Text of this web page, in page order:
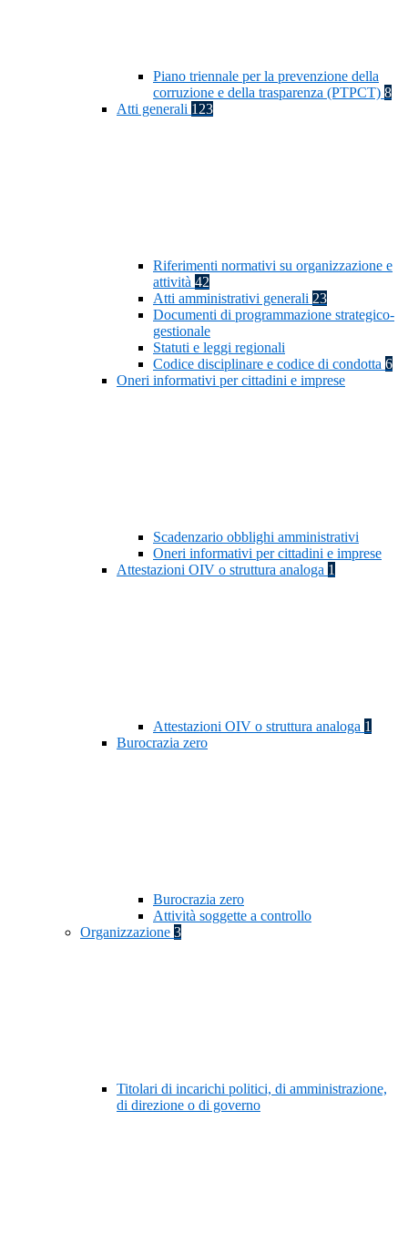
Piano triennale per la prevenzione della
corruzione e della trasparenza (PTPCT) 8
Atti generali 123
Riferimenti normativi su organizzazione e
attività 42
Atti amministrativi generali 23
Documenti di programmazione strategico-
gestionale
Statuti e leggi regionali
Codice disciplinare e codice di condotta 6
Oneri informativi per cittadini e imprese
Scadenzario obblighi amministrativi
Oneri informativi per cittadini e imprese
Attestazioni OIV o struttura analoga 1
Attestazioni OIV o struttura analoga 1
Burocrazia zero
Burocrazia zero
Attività soggette a controllo
Organizzazione 3
Titolari di incarichi politici, di amministrazione,
di direzione o di governo